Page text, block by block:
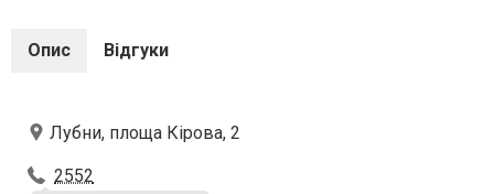
Опис Відгуки
Лубни, площа Кірова, 2
2552